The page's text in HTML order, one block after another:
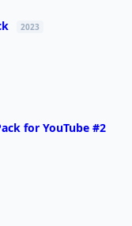
2023
for YouTube #2